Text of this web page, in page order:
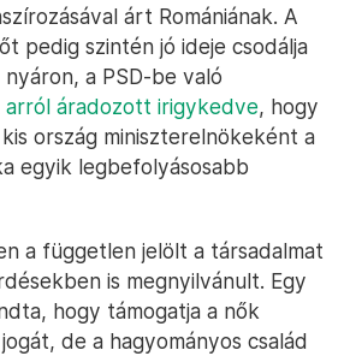
árt Romániának. A
pedig szintén jó ideje csodálja
a PSD-be való
arról áradozott irigykedve, hogy
ország miniszterelnökeként a
egyik legbefolyásosabb
a független jelölt a társadalmat
is megnyilvánult. Egy
hogy támogatja a nők
de a hagyományos család